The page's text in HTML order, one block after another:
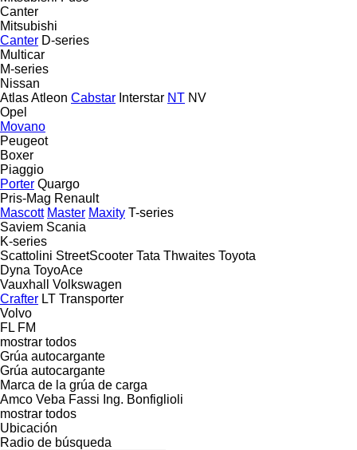
Canter
Mitsubishi
Canter D-series
Multicar
M-series
Nissan
AtlasAtleon Cabstar Interstar NT NV
Opel
Movano
Peugeot
Boxer
Piaggio
Porter Quargo
Pris-Mag Renault
Mascott Master Maxity T-series
Saviem Scania
K-series
Scattolini StreetScooter Tata Thwaites Toyota
Dyna ToyoAce
Vauxhall
Volkswagen
Crafter LT Transporter
Volvo
FL FM
mostrar todos
Grúa autocargante
Grúa autocargante
Marca de la grúa de carga
Amco Veba Fassi Ing. Bonfiglioli
mostrar todos
Ubicación
Radio de búsqueda